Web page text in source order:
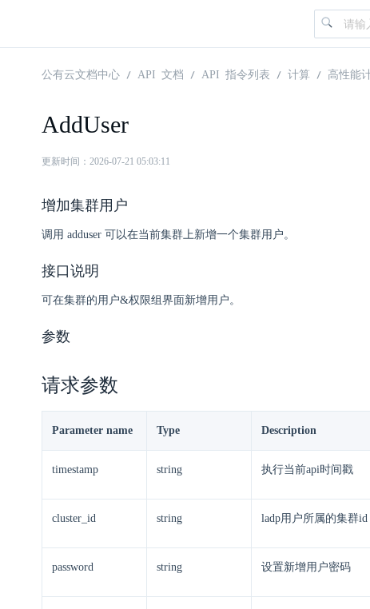
公有云文档中心 API 文档 API 指令列表 计算 高性能
AddUser
更新时间：2026-07-21 05:03:11
增加集群用户
调用 adduser 可以在当前集群上新增一个集群用户。
接口说明
可在集群的用户&权限组界面新增用户。
参数
请求参数
Parameter name Type Description
timestamp string 执行当前api时间戳
cluster_id string ladp用户所属的集群id
password string 设置新增用户密码